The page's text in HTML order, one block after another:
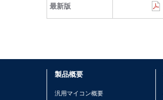
最新版
製品概要
汎用マイコン概要